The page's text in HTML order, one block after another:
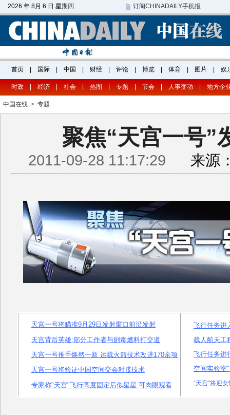
时政 经济 社会 热图 专题 节会 人事变动 地方企
中国在线 > 专题
聚焦“天宫一号”
2011-09-28 11:17:29 来源
天宫一号将瞄准9月29日发射窗口前沿发射
天宫背后英雄:部分工作者与剧毒燃料打交道
天宫一号推手焕然一新 运载火箭技术改进170余项
天宫一号将验证中国空间交会对接技术
专家称"天宫"飞行高度固定后似星星 可肉眼观看
飞行任务进
载人航天工
飞行任务进
空间实验室
“天宫”将迎